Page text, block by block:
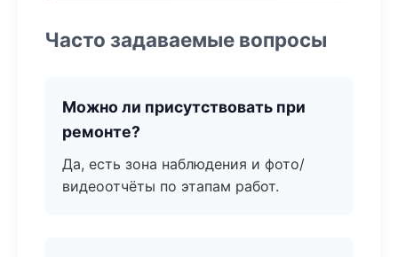
Часто задаваемые вопросы
Можно ли присутствовать при
ремонте?
Да, есть зона наблюдения и фото/
видеоотчёты по этапам работ.